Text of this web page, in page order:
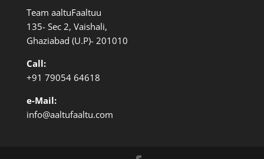
Team aaltuFaaltuu
135- Sec 2, Vaishali,
Ghaziabad (U.P)- 201010
Call:
+91 79054 64618
e-Mail:
info@aaltufaaltu.com